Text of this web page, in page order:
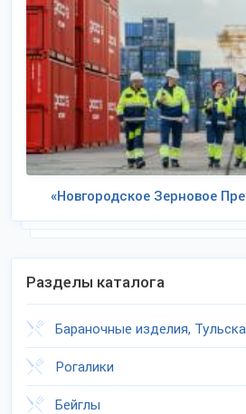
«Новгородское Зерновое
Разделы каталога
Бараночные изделия,
Рогалики
Бейглы